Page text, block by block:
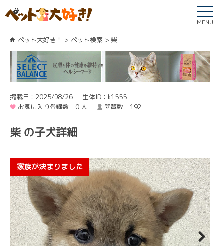
MENU
ペット大好き！ ペット検索 柴
掲載日：2025/08/26
生体ID：k1555
お気に入り登録数 0 人
閲覧数 192
柴 の子犬詳細